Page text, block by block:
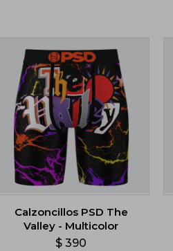
Calzoncillos PSD The
Valley - Multicolor
$ 390